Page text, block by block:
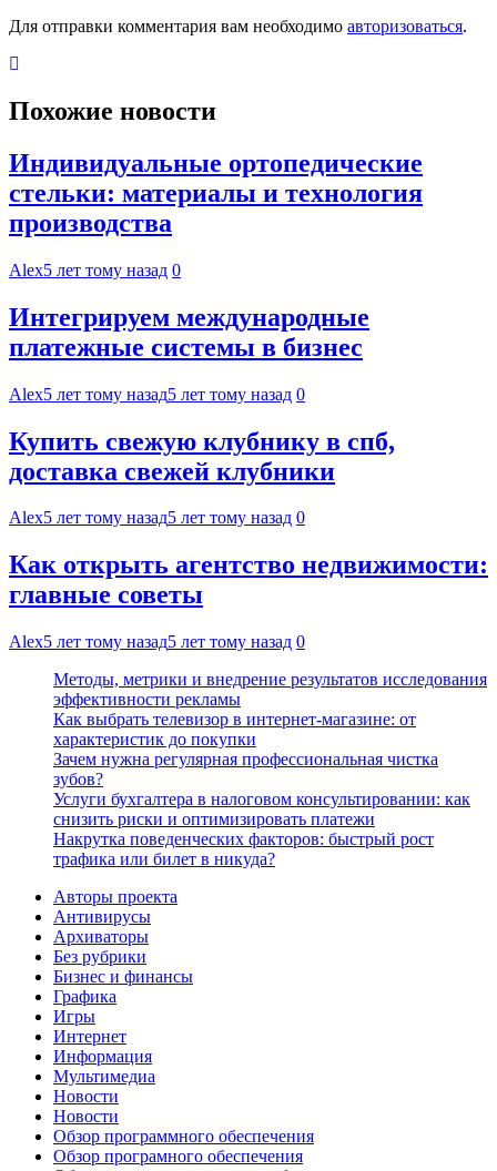
Для отправки комментария вам необходимо авторизоваться.
Похожие новости
Индивидуальные ортопедические
стельки: материалы и технология
производства
Alex5 лет тому назад 0
Интегрируем международные
платежные системы в бизнес
Alex5 лет тому назад5 лет тому назад 0
Купить свежую клубнику в спб,
доставка свежей клубники
Alex5 лет тому назад5 лет тому назад 0
Как открыть агентство недвижимости:
главные советы
Alex5 лет тому назад5 лет тому назад 0
Методы, метрики и внедрение результатов исследования
эффективности рекламы
Как выбрать телевизор в интернет-магазине: от
характеристик до покупки
Зачем нужна регулярная профессиональная чистка
зубов?
Услуги бухгалтера в налоговом консультировании: как
снизить риски и оптимизировать платежи
Накрутка поведенческих факторов: быстрый рост
трафика или билет в никуда?
Авторы проекта
Антивирусы
Архиваторы
Без рубрики
Бизнес и финансы
Графика
Игры
Интернет
Информация
Мультимедиа
Новости
Новости
Обзор программного обеспечения
Обзор програмного обеспечения